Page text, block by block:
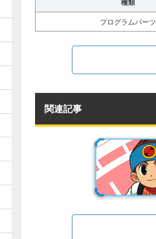
種類
プログラムパーツ
関連記事